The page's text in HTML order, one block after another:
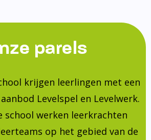
parels
krijgen leerlingen met een
Levelspel en Levelwerk.
school werken leerkrachten
op het gebied van de